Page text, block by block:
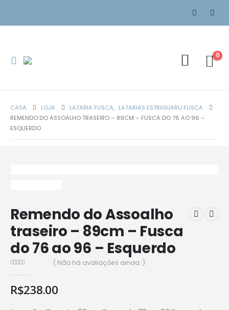
0
CASA LOJA LATARIA FUSCA, LATARIAS ESTRIGUARU FUSCA
REMENDO DO ASSOALHO TRASEIRO – 89CM – FUSCA DO 76 AO 96 –
ESQUERDO
Remendo do Assoalho
traseiro – 89cm – Fusca
do 76 ao 96 – Esquerdo
( Não há avaliações ainda. )
R$238.00